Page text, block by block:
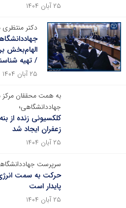
۲۵ آبان ۱۴۰۴
دکتر
الهام‌بخش
/ تهیه
۲۵ آبان ۱۴۰۴
به همت محققان مرکز
جهاددانشگاهی؛
کلکسیونی زنده از
زعفران ایجاد شد
۲۵ آبان ۱۴۰۴
سرپرست
حرکت به سمت
پایدار است
۲۵ آبان ۱۴۰۴